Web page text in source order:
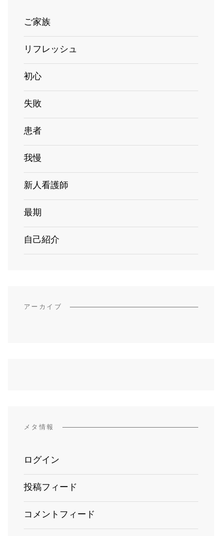
ご家族
リフレッシュ
初心
失敗
患者
我慢
新人看護師
最期
自己紹介
アーカイブ
メタ情報
ログイン
投稿フィード
コメントフィード